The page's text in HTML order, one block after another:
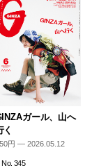
ガール、山へ
く
円 — 2026.05.12
No. 345